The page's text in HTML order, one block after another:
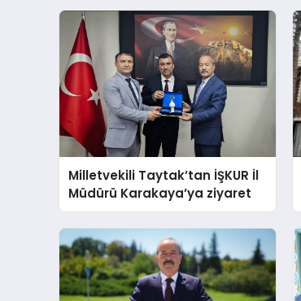
Milletvekili Taytak’tan İŞKUR İl
Müdürü Karakaya’ya ziyaret